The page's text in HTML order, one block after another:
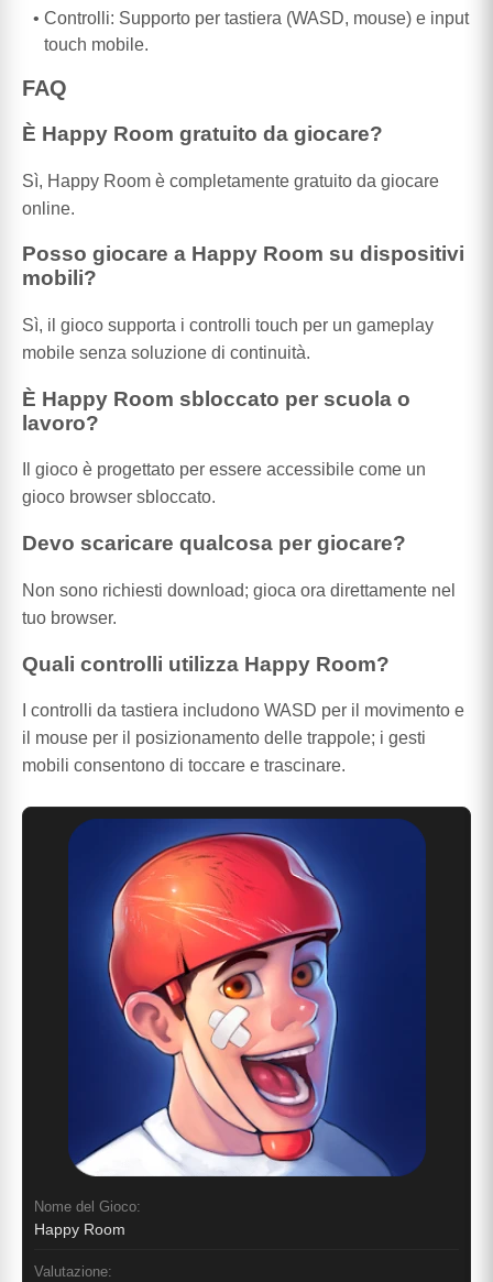
Controlli: Supporto per tastiera (WASD, mouse) e input
touch mobile.
FAQ
È Happy Room gratuito da giocare?
Sì, Happy Room è completamente gratuito da giocare
online.
Posso giocare a Happy Room su dispositivi
mobili?
Sì, il gioco supporta i controlli touch per un gameplay
mobile senza soluzione di continuità.
È Happy Room sbloccato per scuola o
lavoro?
Il gioco è progettato per essere accessibile come un
gioco browser sbloccato.
Devo scaricare qualcosa per giocare?
Non sono richiesti download; gioca ora direttamente nel
tuo browser.
Quali controlli utilizza Happy Room?
I controlli da tastiera includono WASD per il movimento e
il mouse per il posizionamento delle trappole; i gesti
mobili consentono di toccare e trascinare.
Nome del Gioco:
Happy Room
Valutazione: